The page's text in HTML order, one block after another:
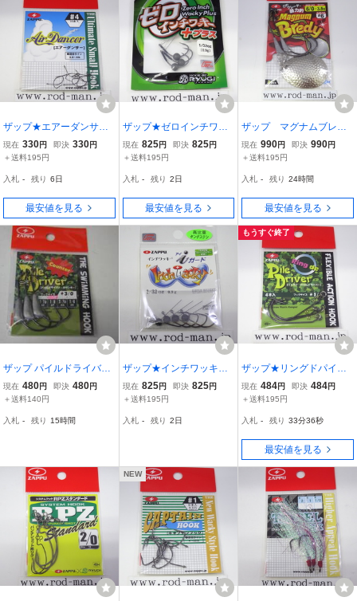
ザップ★エアーダンサー
★#4
現在 330円 即決 330円
＋送料195円
入札 - 残り 6日
最安値を見る
ザップ★ゼロインチワッ
キープラス★#1/32oz (0.9
g)★エコ認定商品
現在 825円 即決 825円
＋送料195円
入札 - 残り 2日
最安値を見る
ザップ マグナムブレデ
ィ #6/0 3.5g ブレー
ドサイズ#6
現在 990円 即決 990円
＋送料195円
入札 - 残り 24時間
最安値を見る
ザップ パイルドライバー
ZAPPU Pile Driver
サイズ：＃3/0 1/8oz
現在 480円 即決 480円
＋送料140円
入札 - 残り 15時間
ザップ★インチワッキー
アイガード★#1/32oz (0.9
g)★エコ認定商品
現在 825円 即決 825円
＋送料195円
入札 - 残り 2日
もうすぐ終了
ザップ★リングドパイル
ドライバー★#1/0
現在 484円 即決 484円
＋送料195円
入札 - 残り 33分35秒
最安値を見る
NEW